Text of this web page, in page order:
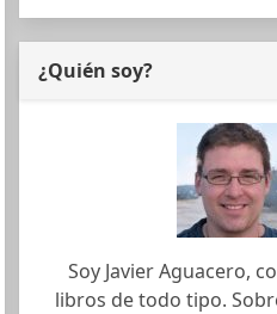
¿Quién soy?
Soy Javier Aguacero,
libros de todo tipo.